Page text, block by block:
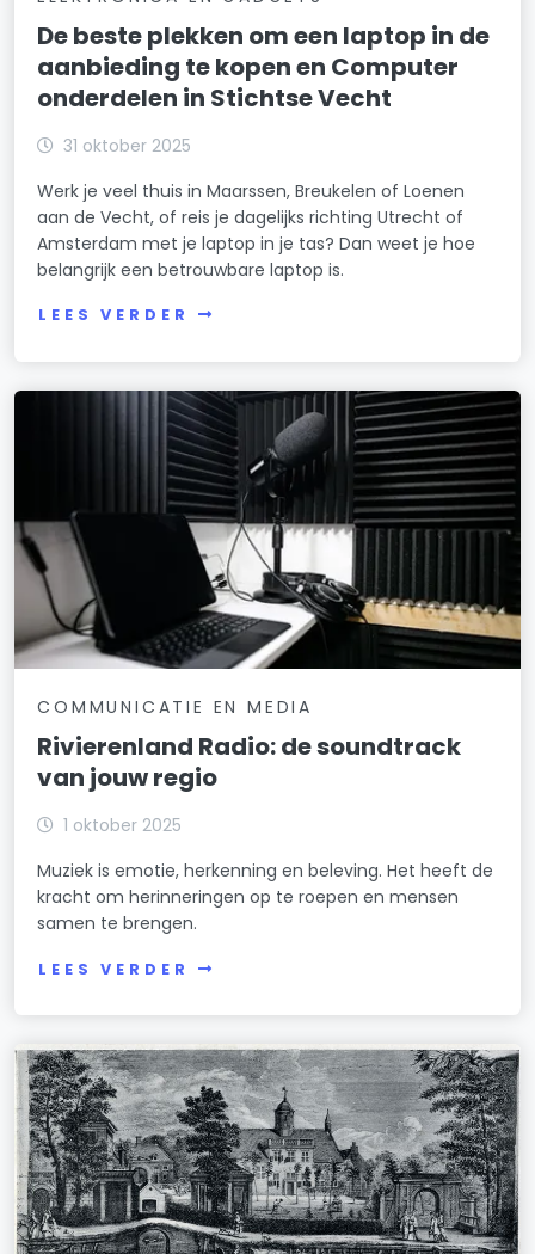
De beste plekken om een laptop in de
aanbieding te kopen en Computer
onderdelen in Stichtse Vecht
31 oktober 2025
Werk je veel thuis in Maarssen, Breukelen of Loenen
aan de Vecht, of reis je dagelijks richting Utrecht of
Amsterdam met je laptop in je tas? Dan weet je hoe
belangrijk een betrouwbare laptop is.
LEES VERDER
COMMUNICATIE EN MEDIA
Rivierenland Radio: de soundtrack
van jouw regio
1 oktober 2025
Muziek is emotie, herkenning en beleving. Het heeft de
kracht om herinneringen op te roepen en mensen
samen te brengen.
LEES VERDER